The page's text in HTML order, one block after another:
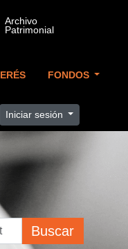
FONDOS
Iniciar sesión
Buscar